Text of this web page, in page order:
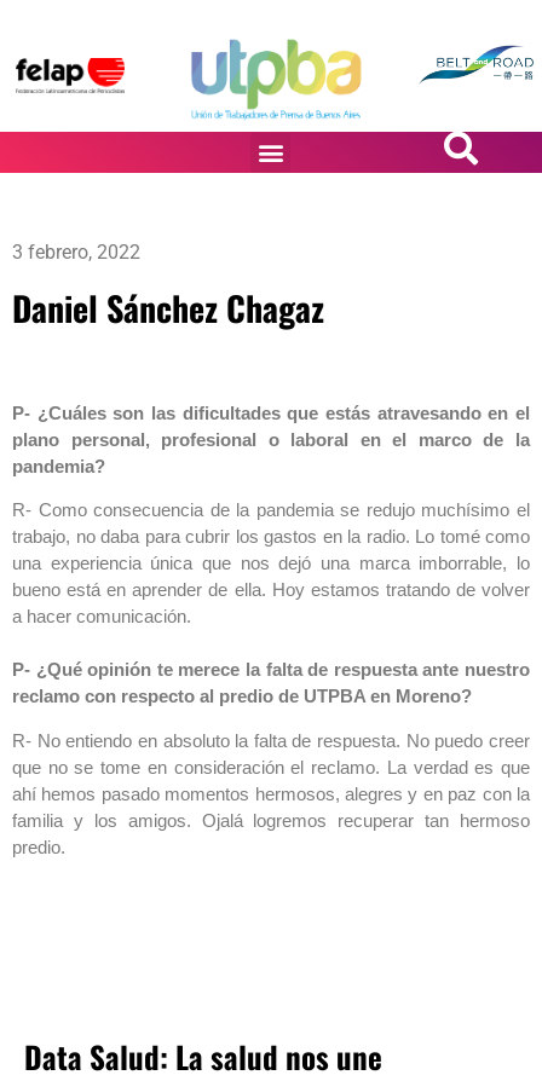
3 febrero, 2022
Daniel Sánchez Chagaz
P- ¿Cuáles son las dificultades que estás atravesando en el
plano personal, profesional o laboral en el marco de la
pandemia?
R- Como consecuencia de la pandemia se redujo muchísimo el
trabajo, no daba para cubrir los gastos en la radio. Lo tomé como
una experiencia única que nos dejó una marca imborrable, lo
bueno está en aprender de ella. Hoy estamos tratando de volver
a hacer comunicación.
P- ¿Qué opinión te merece la falta de respuesta ante nuestro
reclamo con respecto al predio de UTPBA en Moreno?
R- No entiendo en absoluto la falta de respuesta. No puedo creer
que no se tome en consideración el reclamo. La verdad es que
ahí hemos pasado momentos hermosos, alegres y en paz con la
familia y los amigos. Ojalá logremos recuperar tan hermoso
predio.
Data Salud: La salud nos une